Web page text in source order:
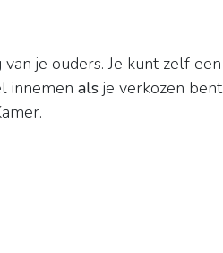
je ouders. Je kunt zelf een
innemen als je verkozen bent